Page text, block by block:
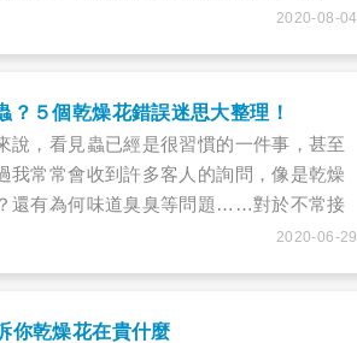
事，也寫當中許多人與張院長的互動，有
2020-08-04
５個乾燥花錯誤迷思大整理！
說，看見蟲已經是很習慣的一件事，甚至
我常常會收到許多客人的詢問，像是乾燥
還有為何味道臭臭等問題……對於不常接
花有誤解，這篇就要來解釋比較常見的誤
2020-06-29
你乾燥花在貴什麼